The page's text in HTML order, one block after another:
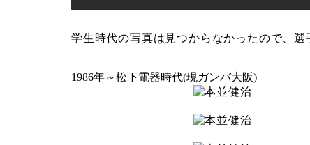
学生時代の写真は見つからなかったので、
1986年～松下電器時代(現ガンバ大阪)